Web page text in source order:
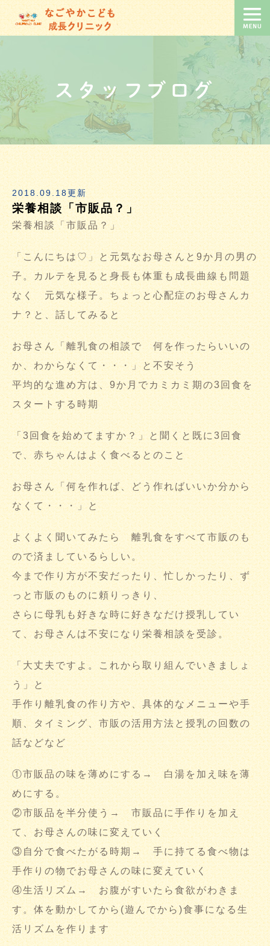
スタッフブログ
2018.09.18更新
栄養相談「市販品？」
栄養相談「市販品？」
「こんにちは♡」と元気なお母さんと9か月の男の
子。カルテを見ると身長も体重も成長曲線も問題
なく 元気な様子。ちょっと心配症のお母さんカ
ナ？と、話してみると
お母さん「離乳食の相談で 何を作ったらいいの
か、わからなくて・・・」と不安そう
平均的な進め方は、9か月でカミカミ期の3回食を
スタートする時期
「3回食を始めてますか？」と聞くと既に3回食
で、赤ちゃんはよく食べるとのこと
お母さん「何を作れば、どう作ればいいか分から
なくて・・・」と
よくよく聞いてみたら 離乳食をすべて市販のも
ので済ましているらしい。
今まで作り方が不安だったり、忙しかったり、ず
っと市販のものに頼りっきり、
さらに母乳も好きな時に好きなだけ授乳してい
て、お母さんは不安になり栄養相談を受診。
「大丈夫ですよ。これから取り組んでいきましょ
う」と
手作り離乳食の作り方や、具体的なメニューや手
順、タイミング、市販の活用方法と授乳の回数の
話などなど
①市販品の味を薄めにする→ 白湯を加え味を薄
めにする。
②市販品を半分使う→ 市販品に手作りを加え
て、お母さんの味に変えていく
③自分で食べたがる時期→ 手に持てる食べ物は
手作りの物でお母さんの味に変えていく
④生活リズム→ お腹がすいたら食欲がわきま
す。体を動かしてから(遊んでから)食事になる生
活リズムを作ります